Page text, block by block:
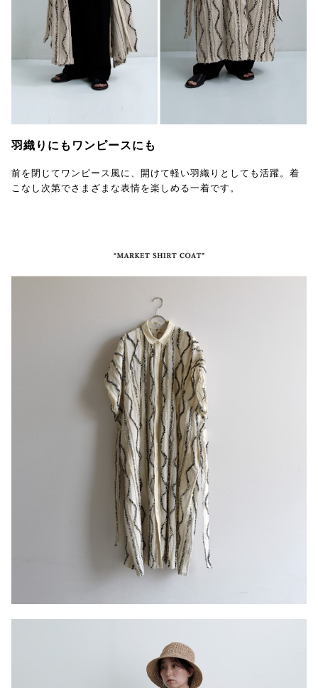
羽織りにもワンピースにも
前を閉じてワンピース風に、開けて軽い羽織りとしても活躍。着
こなし次第でさまざまな表情を楽しめる一着です。